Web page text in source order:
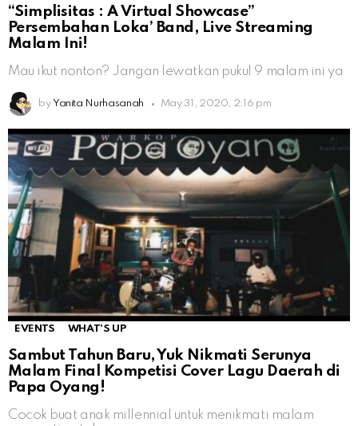
“Simplisitas : A Virtual Showcase”
Persembahan Loka’ Band, Live Streaming
Malam Ini!
Mau ikut nonton? Jangan lewatkan pukul 9 malam ini ya
by Yanita Nurhasanah May 31, 2020, 2:16 pm
EVENTS WHAT'S UP
Sambut Tahun Baru, Yuk Nikmati Serunya
Malam Final Kompetisi Cover Lagu Daerah di
Papa Oyang!
Cocok buat anak millennial untuk menikmati malam